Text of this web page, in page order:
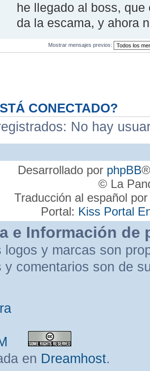
he llegado al boss,
da la escama, y ahora
Mostrar mensajes previos:
CONECTADO?
No hay
Desarrollado por phpBB
© La
Traducción al español
Portal: Kiss Portal
e Información de
logos y marcas son
y comentarios son de
en Dreamhost.